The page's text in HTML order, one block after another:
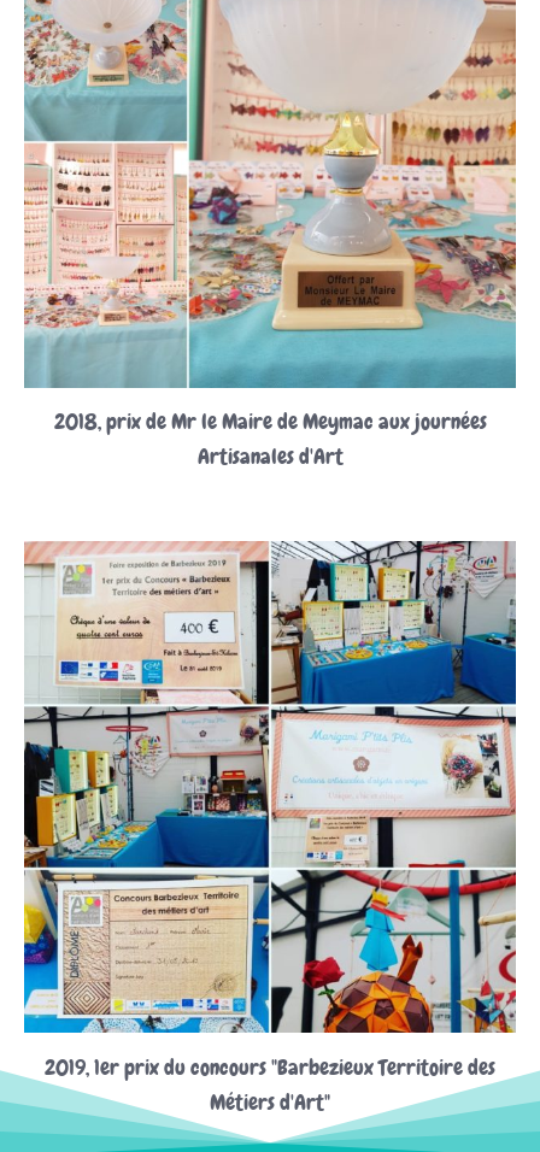
2018, prix de Mr le Maire de Meymac aux journées
Artisanales d'Art
2019, 1er prix du concours "Barbezieux Territoire des
Métiers d'Art"